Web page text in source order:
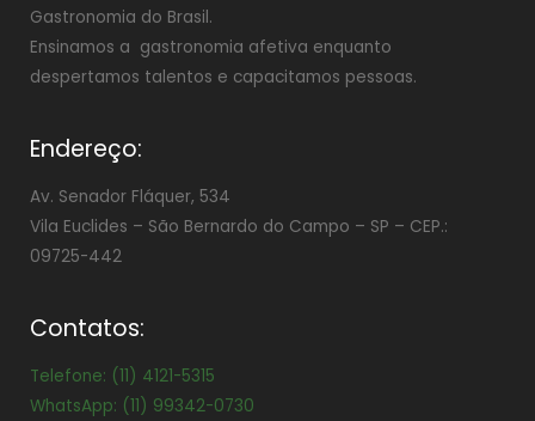
Gastronomia do Brasil.
Ensinamos a gastronomia afetiva enquanto
despertamos talentos e capacitamos pessoas.
Endereço:
Av. Senador Fláquer, 534
Vila Euclides – São Bernardo do Campo – SP – CEP.:
09725-442
Contatos:
Telefone: (11) 4121-5315
WhatsApp: (11) 99342-0730